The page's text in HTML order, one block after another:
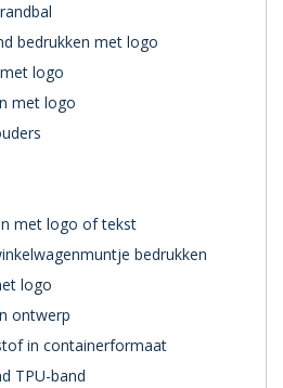
bedrukken met logo
logo
met logo
met logo of tekst
bedrukken
logo
ontwerp
in containerformaat
TPU-band